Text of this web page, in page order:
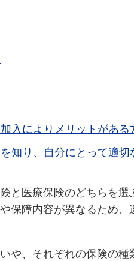
入によりメリットがある
知り、自分にとって適切
と医療保険のどちらを
保障内容が異なるため
や、それぞれの保険の